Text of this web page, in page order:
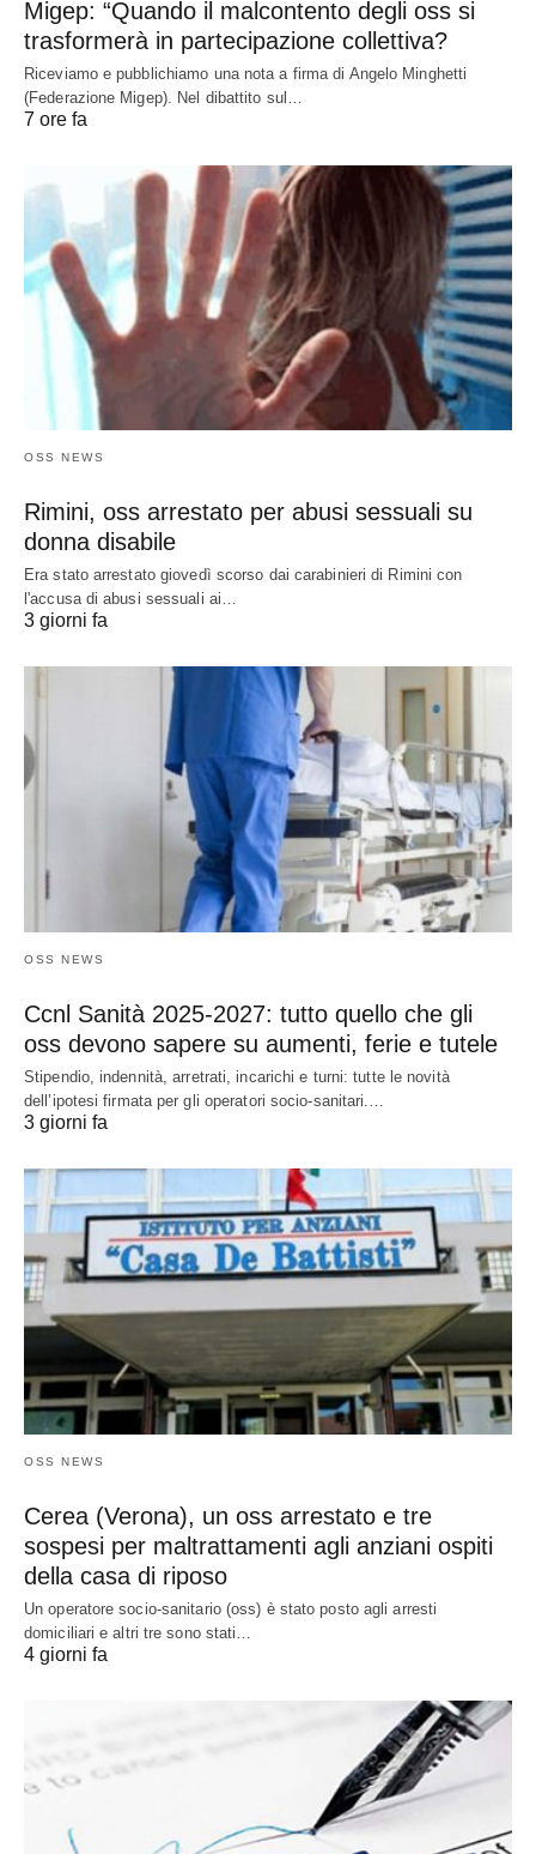
Migep: “Quando il malcontento degli oss si
trasformerà in partecipazione collettiva?
Riceviamo e pubblichiamo una nota a firma di Angelo Minghetti
(Federazione Migep). Nel dibattito sul…
7 ore fa
OSS NEWS
Rimini, oss arrestato per abusi sessuali su
donna disabile
Era stato arrestato giovedì scorso dai carabinieri di Rimini con
l'accusa di abusi sessuali ai…
3 giorni fa
OSS NEWS
Ccnl Sanità 2025-2027: tutto quello che gli
oss devono sapere su aumenti, ferie e tutele
Stipendio, indennità, arretrati, incarichi e turni: tutte le novità
dell’ipotesi firmata per gli operatori socio-sanitari.…
3 giorni fa
OSS NEWS
Cerea (Verona), un oss arrestato e tre
sospesi per maltrattamenti agli anziani ospiti
della casa di riposo
Un operatore socio-sanitario (oss) è stato posto agli arresti
domiciliari e altri tre sono stati…
4 giorni fa